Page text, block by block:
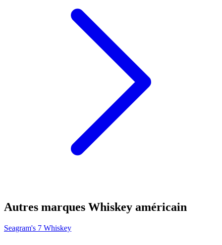
Autres marques Whiskey américain
Seagram's 7 Whiskey